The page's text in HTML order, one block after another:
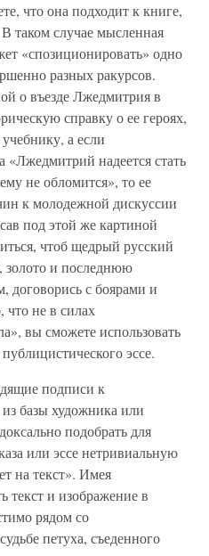
что она подходит к книге,
таком случае мысленная
«спозиционировать» одно
разных ракурсов.
о въезде Лжедмитрия в
справку о ее героях,
а если
надеется стать
не обломится», то ее
к молодежной дискуссии
под этой же картиной
чтоб щедрый русский
золото и последнюю
договорись с боярами и
что не в силах
вы сможете использовать
эссе.
подписи к
базы художника или
подобрать для
или эссе нетривиальную
на текст». Имея
текст и изображение в
рядом со
петуха, съеденного